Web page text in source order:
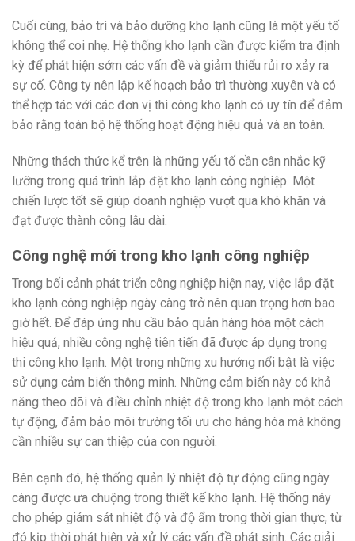
Cuối cùng, bảo trì và bảo dưỡng kho lạnh cũng là một yếu tố
không thể coi nhẹ. Hệ thống kho lạnh cần được kiểm tra định
kỳ để phát hiện sớm các vấn đề và giảm thiểu rủi ro xảy ra
sự cố. Công ty nên lập kế hoạch bảo trì thường xuyên và có
thể hợp tác với các đơn vị thi công kho lạnh có uy tín để đảm
bảo rằng toàn bộ hệ thống hoạt động hiệu quả và an toàn.
Những thách thức kể trên là những yếu tố cần cân nhắc kỹ
lưỡng trong quá trình lắp đặt kho lạnh công nghiệp. Một
chiến lược tốt sẽ giúp doanh nghiệp vượt qua khó khăn và
đạt được thành công lâu dài.
Công nghệ mới trong kho lạnh công nghiệp
Trong bối cảnh phát triển công nghiệp hiện nay, việc lắp đặt
kho lạnh công nghiệp ngày càng trở nên quan trọng hơn bao
giờ hết. Để đáp ứng nhu cầu bảo quản hàng hóa một cách
hiệu quả, nhiều công nghệ tiên tiến đã được áp dụng trong
thi công kho lạnh. Một trong những xu hướng nổi bật là việc
sử dụng cảm biến thông minh. Những cảm biến này có khả
năng theo dõi và điều chỉnh nhiệt độ trong kho lạnh một cách
tự động, đảm bảo môi trường tối ưu cho hàng hóa mà không
cần nhiều sự can thiệp của con người.
Bên cạnh đó, hệ thống quản lý nhiệt độ tự động cũng ngày
càng được ưa chuộng trong thiết kế kho lạnh. Hệ thống này
cho phép giám sát nhiệt độ và độ ẩm trong thời gian thực, từ
đó kịp thời phát hiện và xử lý các vấn đề phát sinh. Các giải